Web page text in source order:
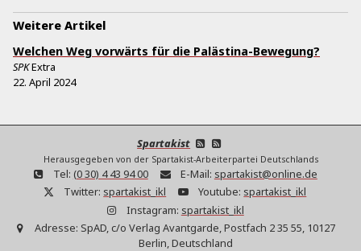
Weitere Artikel
Welchen Weg vorwärts für die Palästina-Bewegung?
SPKExtra
22. April 2024
Spartakist
Herausgegeben von der Spartakist-Arbeiterpartei Deutschlands
Tel: (0 30) 4 43 94 00 E-Mail: spartakist@online.de
Twitter: spartakist_ikl Youtube: spartakist_ikl
Instagram: spartakist_ikl
Adresse: SpAD, c/o Verlag Avantgarde, Postfach 2 35 55, 10127
Berlin, Deutschland